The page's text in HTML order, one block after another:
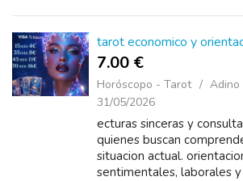
tarot economico y
7.00 €
Horóscopo - Tarot
Adino
31/05/2026
ecturas sinceras y
quienes buscan
situacion actual.
sentimentales, laborales